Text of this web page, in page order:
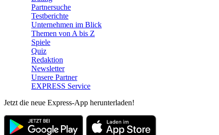
Partnersuche
Testberichte
Unternehmen im Blick
Themen von A bis Z
Spiele
Quiz
Redaktion
Newsletter
Unsere Partner
EXPRESS Service
Jetzt die neue Express-App herunterladen!